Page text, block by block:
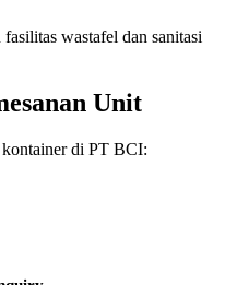
wastafel dan sanitasi
Unit
kontainer di PT BCI: